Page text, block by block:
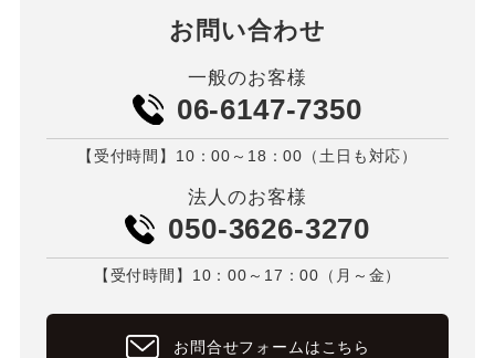
お問い合わせ
一般のお客様
06-6147-7350
【受付時間】10：00～18：00（土日も対応）
法人のお客様
050-3626-3270
【受付時間】10：00～17：00（月～金）
お問合せフォームはこちら